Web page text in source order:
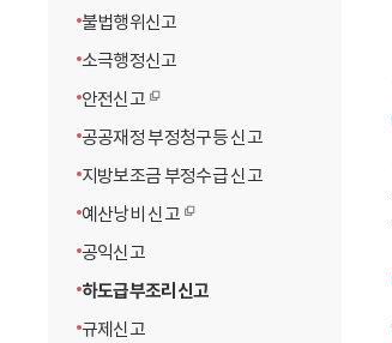
불법행위신고
소극행정신고
안전신고
공공재정 부정청구등 신고
지방보조금 부정수급 신고
예산낭비 신고
공익신고
하도급부조리신고
규제신고